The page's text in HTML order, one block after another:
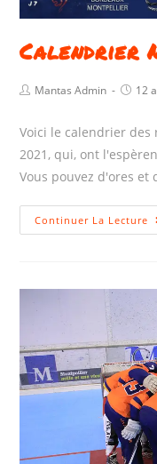
Calendrier
Mantas Admin 12
Voici le calendrier des
2021, qui, ont
Vous pouvez d'ores et
Continuer La Lecture